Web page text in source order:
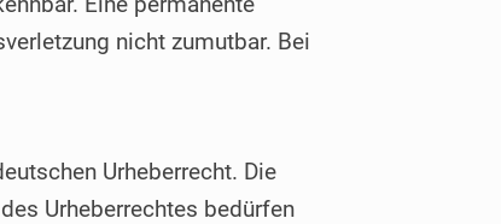
nicht zumutbar. Bei
Urheberrecht. Die
Urheberrechtes bedürfen